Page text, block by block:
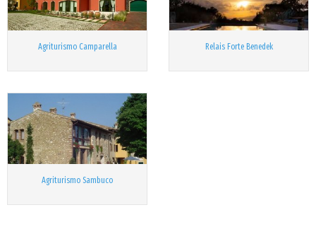
Agriturismo Camparella Relais Forte Benedek
Agriturismo Sambuco